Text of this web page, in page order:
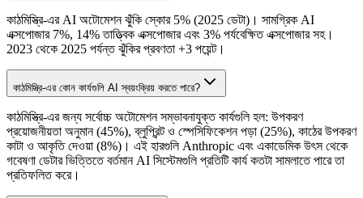
কাঠমিস্ত্রি-এর AI অটোমেশন ঝুঁকি স্কোর 5% (2025 ডেটা)। সামগ্রিক AI
এক্সপোজার 7%, 14% তাত্ত্বিক এক্সপোজার এবং 3% পর্যবেক্ষিত এক্সপোজার সহ।
2023 থেকে 2025 পর্যন্ত ঝুঁকির প্রবণতা +3 পয়েন্ট।
কাঠমিস্ত্রি-এর কোন কার্যগুলি AI স্বয়ংক্রিয় করতে পারে?
কাঠমিস্ত্রি-এর জন্য সর্বোচ্চ অটোমেশন সম্ভাবনাযুক্ত কার্যগুলি হল: উপকরণ
প্রয়োজনীয়তা অনুমান (45%), ব্লুপ্রিন্ট ও স্পেসিফিকেশন পড়া (25%), কাঠের উপকরণ
কাটা ও আকৃতি দেওয়া (8%)। এই হারগুলি Anthropic এবং একাডেমিক উৎস থেকে
গবেষণা ডেটার ভিত্তিতে বর্তমান AI সিস্টেমগুলি প্রতিটি কার্য কতটা সামলাতে পারে তা
প্রতিফলিত করে।